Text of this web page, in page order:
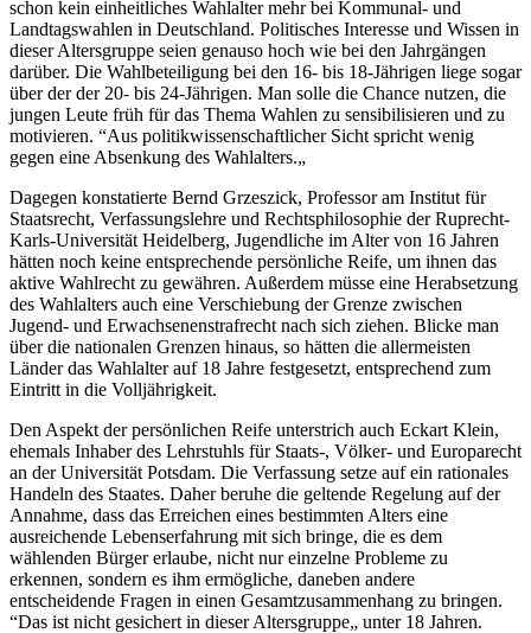
schon kein einheitliches Wahlalter mehr bei Kommunal- und
Landtagswahlen in Deutschland. Politisches Interesse und Wissen in
dieser Altersgruppe seien genauso hoch wie bei den Jahrgängen
darüber. Die Wahlbeteiligung bei den 16- bis 18-Jährigen liege sogar
über der der 20- bis 24-Jährigen. Man solle die Chance nutzen, die
jungen Leute früh für das Thema Wahlen zu sensibilisieren und zu
motivieren. “Aus politikwissenschaftlicher Sicht spricht wenig
gegen eine Absenkung des Wahlalters.„
Dagegen konstatierte Bernd Grzeszick, Professor am Institut für
Staatsrecht, Verfassungslehre und Rechtsphilosophie der Ruprecht-
Karls-Universität Heidelberg, Jugendliche im Alter von 16 Jahren
hätten noch keine entsprechende persönliche Reife, um ihnen das
aktive Wahlrecht zu gewähren. Außerdem müsse eine Herabsetzung
des Wahlalters auch eine Verschiebung der Grenze zwischen
Jugend- und Erwachsenenstrafrecht nach sich ziehen. Blicke man
über die nationalen Grenzen hinaus, so hätten die allermeisten
Länder das Wahlalter auf 18 Jahre festgesetzt, entsprechend zum
Eintritt in die Volljährigkeit.
Den Aspekt der persönlichen Reife unterstrich auch Eckart Klein,
ehemals Inhaber des Lehrstuhls für Staats-, Völker- und Europarecht
an der Universität Potsdam. Die Verfassung setze auf ein rationales
Handeln des Staates. Daher beruhe die geltende Regelung auf der
Annahme, dass das Erreichen eines bestimmten Alters eine
ausreichende Lebenserfahrung mit sich bringe, die es dem
wählenden Bürger erlaube, nicht nur einzelne Probleme zu
erkennen, sondern es ihm ermögliche, daneben andere
entscheidende Fragen in einen Gesamtzusammenhang zu bringen.
“Das ist nicht gesichert in dieser Altersgruppe„ unter 18 Jahren.